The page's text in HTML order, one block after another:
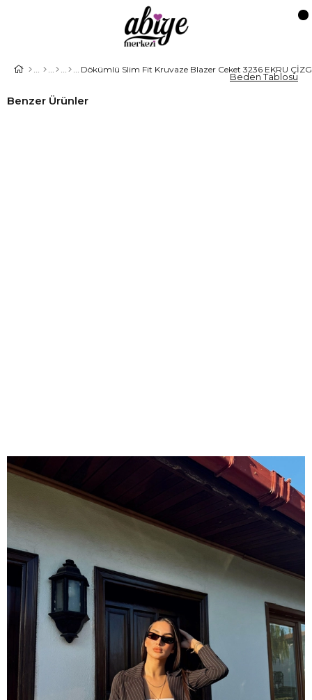
Dökümlü Slim Fit Kruvaze Blazer Ceket 3236 EKRU
Benzer Ürünler
Beden Tablosu